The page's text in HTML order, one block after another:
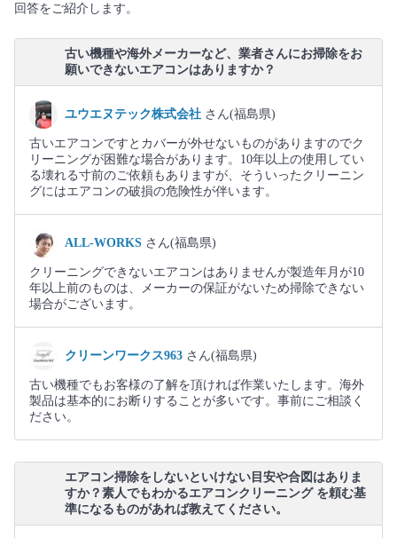
回答をご紹介します。
古い機種や海外メーカーなど、業者さんにお掃除をお
願いできないエアコンはありますか？
ユウエヌテック株式会社 さん(福島県)
古いエアコンですとカバーが外せないものがありますのでク
リーニングが困難な場合があります。10年以上の使用してい
る壊れる寸前のご依頼もありますが、そういったクリーニン
グにはエアコンの破損の危険性が伴います。
ALL-WORKS さん(福島県)
クリーニングできないエアコンはありませんが製造年月が10
年以上前のものは、メーカーの保証がないため掃除できない
場合がございます。
クリーンワークス963 さん(福島県)
古い機種でもお客様の了解を頂ければ作業いたします。海外
製品は基本的にお断りすることが多いです。事前にご相談く
ださい。
エアコン掃除をしないといけない目安や合図はありま
すか？素人でもわかるエアコンクリーニング を頼む基
準になるものがあれば教えてください。